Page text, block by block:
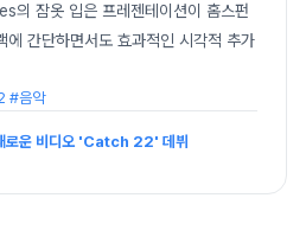
의 잠옷 입은 프레젠테이션이 홈스펀
에 간단하면서도 효과적인 시각적 추가
#음악
운 비디오 'Catch 22' 데뷔